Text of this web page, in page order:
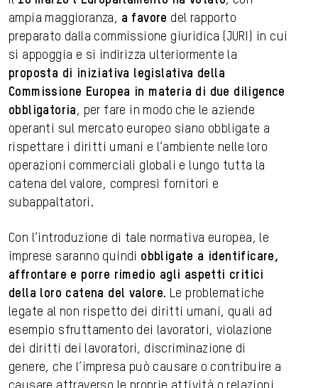
ampia maggioranza, a favore del rapporto
preparato dalla commissione giuridica (JURI) in cui
si appoggia e si indirizza ulteriormente la
proposta di iniziativa legislativa della
Commissione Europea in materia di due diligence
obbligatoria, per fare in modo che le aziende
operanti sul mercato europeo siano obbligate a
rispettare i diritti umani e l’ambiente nelle loro
operazioni commerciali globali e lungo tutta la
catena del valore, compresi fornitori e
subappaltatori.
Con l’introduzione di tale normativa europea, le
imprese saranno quindi obbligate a identificare,
affrontare e porre rimedio agli aspetti critici
della loro catena del valore. Le problematiche
legate al non rispetto dei diritti umani, quali ad
esempio sfruttamento dei lavoratori, violazione
dei diritti dei lavoratori, discriminazione di
genere, che l’impresa può causare o contribuire a